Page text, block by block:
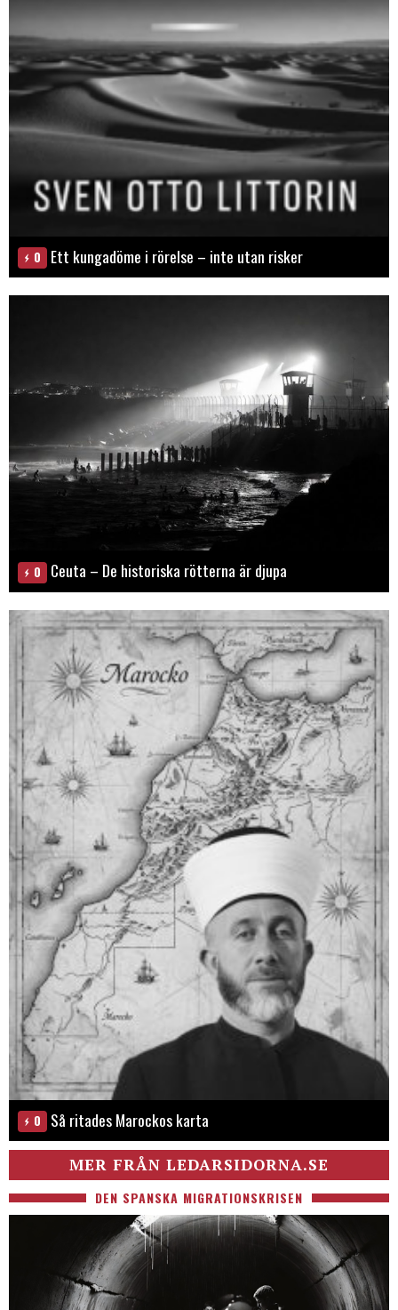
0 Ett kungadöme i rörelse – inte utan risker
0 Ceuta – De historiska rötterna är djupa
0 Så ritades Marockos karta
MER FRÅN LEDARSIDORNA.SE
DEN SPANSKA MIGRATIONSKRISEN